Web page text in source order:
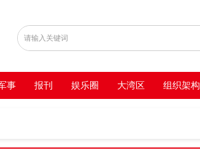
事 报刊 娱乐圈 大湾区 组织架构